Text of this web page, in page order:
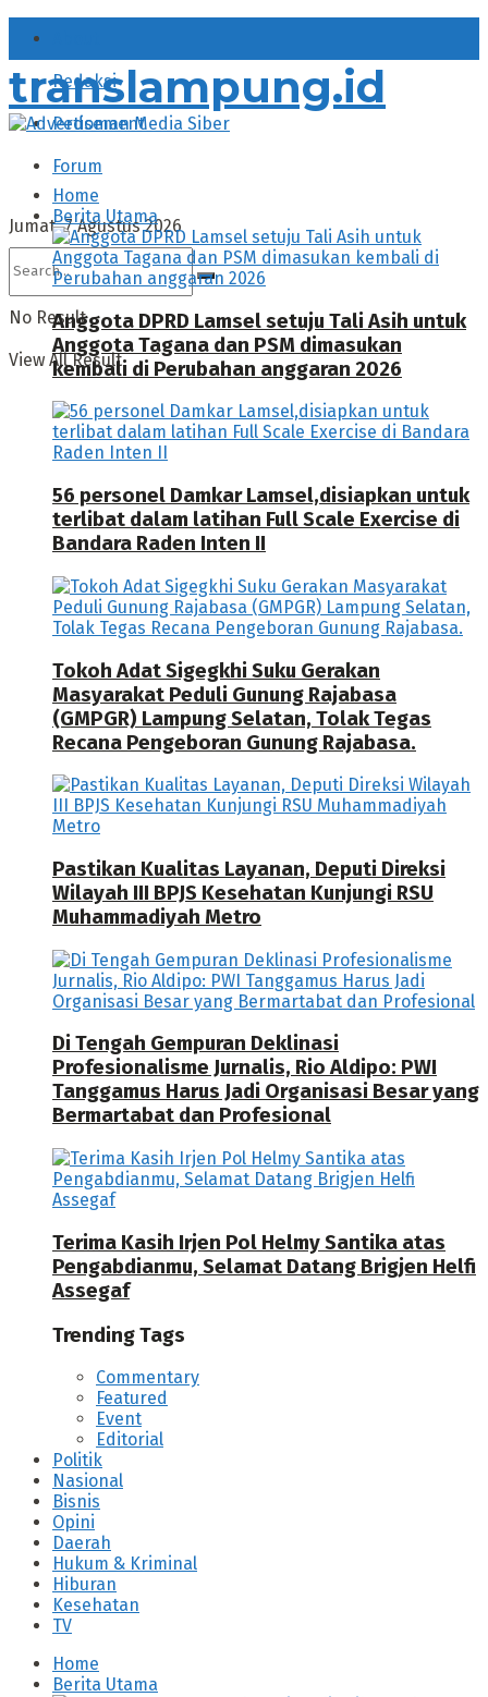
Redaksi
Pedoman Media Siber
Forum
Jumat, 7 Agustus 2026
No Result
View All Result
translampung.id
Home
Berita Utama
Anggota DPRD Lamsel setuju Tali Asih untuk
Anggota Tagana dan PSM dimasukan
kembali di Perubahan anggaran 2026
56 personel Damkar Lamsel,disiapkan untuk
terlibat dalam latihan Full Scale Exercise di
Bandara Raden Inten II
Tokoh Adat Sigegkhi Suku Gerakan
Masyarakat Peduli Gunung Rajabasa
(GMPGR) Lampung Selatan, Tolak Tegas
Recana Pengeboran Gunung Rajabasa.
Pastikan Kualitas Layanan, Deputi Direksi
Wilayah III BPJS Kesehatan Kunjungi RSU
Muhammadiyah Metro
Di Tengah Gempuran Deklinasi
Profesionalisme Jurnalis, Rio Aldipo: PWI
Tanggamus Harus Jadi Organisasi Besar yang
Bermartabat dan Profesional
Terima Kasih Irjen Pol Helmy Santika atas
Pengabdianmu, Selamat Datang Brigjen Helfi
Assegaf
Trending Tags
Commentary
Featured
Event
Editorial
Politik
Nasional
Bisnis
Opini
Daerah
Hukum & Kriminal
Hiburan
Kesehatan
TV
Home
Berita Utama